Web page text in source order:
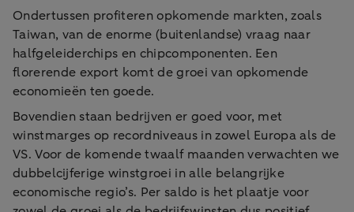
Ondertussen profiteren opkomende markten, zoals
Taiwan, van de enorme (buitenlandse) vraag naar
halfgeleiderchips en chipcomponenten. Een
florerende export komt de groei van opkomende
economieën ten goede.
Bovendien staan bedrijven er goed voor, met
winstmarges op recordniveaus in zowel Europa als de
VS. Voor de komende twaalf maanden verwachten we
dubbelcijferige winstgroei in alle belangrijke
economische regio’s. Per saldo is het plaatje voor